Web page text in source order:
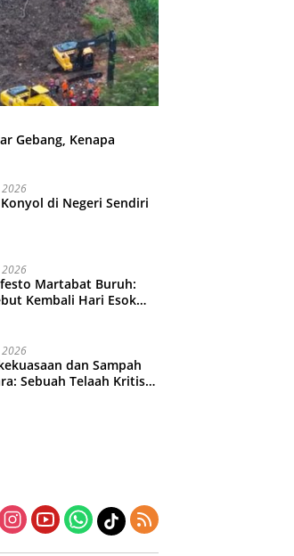
Gebang, Kenapa
2026
di Negeri Sendiri
2026
Martabat Buruh:
Kembali Hari Esok
2026
dan Sampah
Sebuah Telaah Kritis